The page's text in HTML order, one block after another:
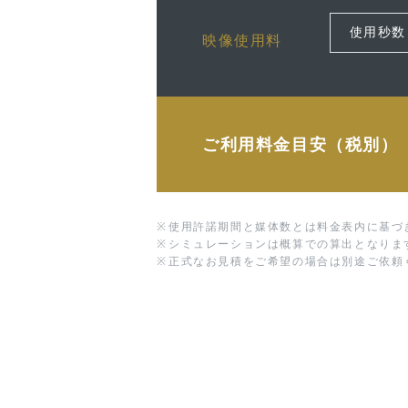
映像使用料
ご利用料金目安（税別）
※ 使用許諾期間と媒体数とは料金表内に基づ
※ シミュレーションは概算での算出となりま
※ 正式なお見積をご希望の場合は別途ご依頼